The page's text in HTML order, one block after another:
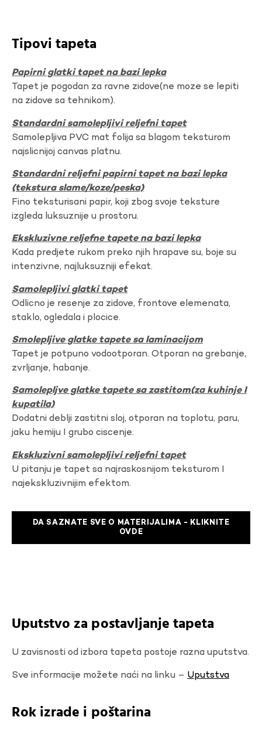
Tipovi tapeta
Papirni glatki tapet na bazi lepka
Tapet je pogodan za ravne zidove(ne moze se lepiti
na zidove sa tehnikom).
Standardni samolepljivi reljefni tapet
Samolepljiva PVC mat folija sa blagom teksturom
najslicnijoj canvas platnu.
Standardni reljefni papirni tapet na bazi lepka
(tekstura slame/koze/peska)
Fino teksturisani papir, koji zbog svoje teksture
izgleda luksuznije u prostoru.
Ekskluzivne reljefne tapete na bazi lepka
Kada predjete rukom preko njih hrapave su, boje su
intenzivne, najluksuzniji efekat.
Samolepljivi glatki tapet
Odlicno je resenje za zidove, frontove elemenata,
staklo, ogledala i plocice.
Smolepljive glatke tapete sa laminacijom
Tapet je potpuno vodootporan. Otporan na grebanje,
zvrljanje, habanje.
Samolepljve glatke tapete sa zastitom(za kuhinje I
kupatila)
Dodatni deblji zastitni sloj, otporan na toplotu, paru,
jaku hemiju I grubo ciscenje.
Ekskluzivni samolepljivi reljefni tapet
U pitanju je tapet sa najraskosnijom teksturom I
najekskluzivnijim efektom.
DA SAZNATE SVE O MATERIJALIMA - KLIKNITE
OVDE
Uputstvo za postavljanje tapeta
U zavisnosti od izbora tapeta postoje razna uputstva.
Sve informacije možete naći na linku – Uputstva
Rok izrade i poštarina